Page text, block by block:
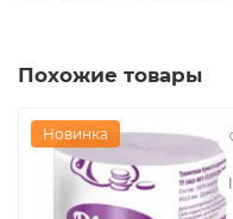
Похожие товары
Новинка